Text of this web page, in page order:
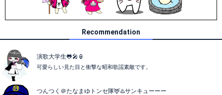
Recommendation
演歌大学生🐸🎤🏮
可愛らしい見た目と衝撃な昭和歌謡素敵です。
つんつく＠たなまゆトンセ隊🦌♨️サンキューーー